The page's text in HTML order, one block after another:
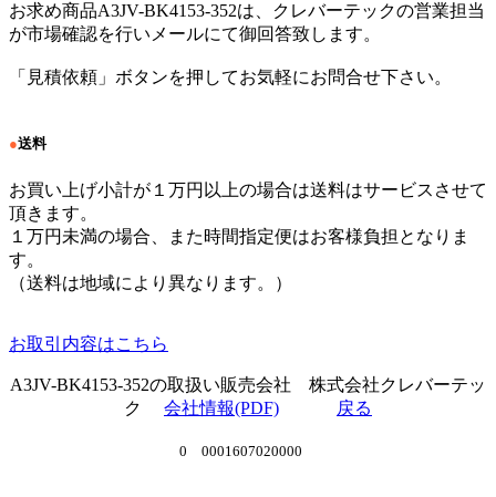
お求め商品A3JV-BK4153-352は、クレバーテックの営業担当
が市場確認を行いメールにて御回答致します。
「見積依頼」ボタンを押してお気軽にお問合せ下さい。
●送料
お買い上げ小計が１万円以上の場合は送料はサービスさせて
頂きます。
１万円未満の場合、また時間指定便はお客様負担となりま
す。
（送料は地域により異なります。）
お取引内容はこちら
A3JV-BK4153-352の取扱い販売会社 株式会社クレバーテッ
ク 会社情報(PDF) 戻る
0 0001607020000